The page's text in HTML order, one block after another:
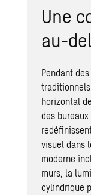
Une
au-
Pendant
horizontal
des
visuel dans
moderne
murs, la
cylindrique